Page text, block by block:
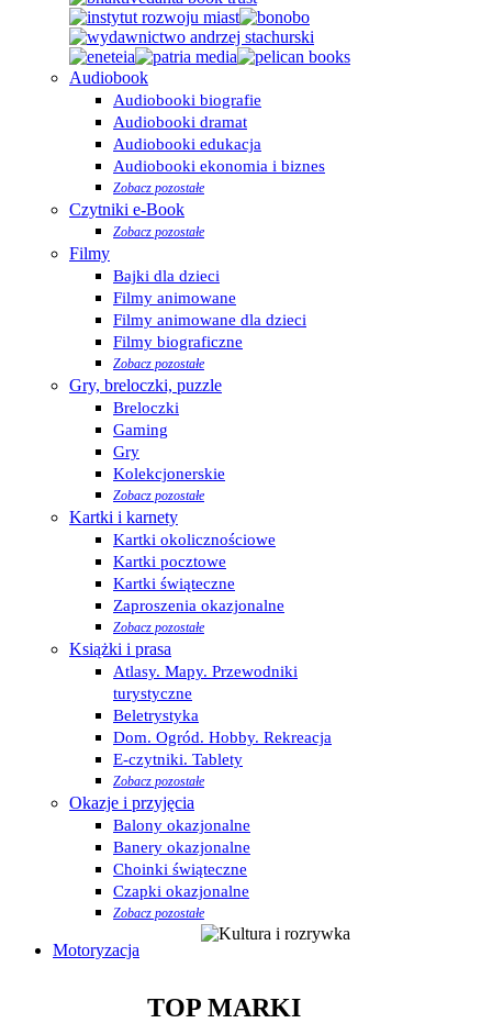
Audiobook
Audiobooki biografie
Audiobooki dramat
Audiobooki edukacja
Audiobooki ekonomia i biznes
Zobacz pozostałe
Czytniki e-Book
Zobacz pozostałe
Filmy
Bajki dla dzieci
Filmy animowane
Filmy animowane dla dzieci
Filmy biograficzne
Zobacz pozostałe
Gry, breloczki, puzzle
Breloczki
Gaming
Gry
Kolekcjonerskie
Zobacz pozostałe
Kartki i karnety
Kartki okolicznościowe
Kartki pocztowe
Kartki świąteczne
Zaproszenia okazjonalne
Zobacz pozostałe
Książki i prasa
Atlasy. Mapy. Przewodniki
turystyczne
Beletrystyka
Dom. Ogród. Hobby. Rekreacja
E-czytniki. Tablety
Zobacz pozostałe
Okazje i przyjęcia
Balony okazjonalne
Banery okazjonalne
Choinki świąteczne
Czapki okazjonalne
Zobacz pozostałe
Motoryzacja
TOP MARKI